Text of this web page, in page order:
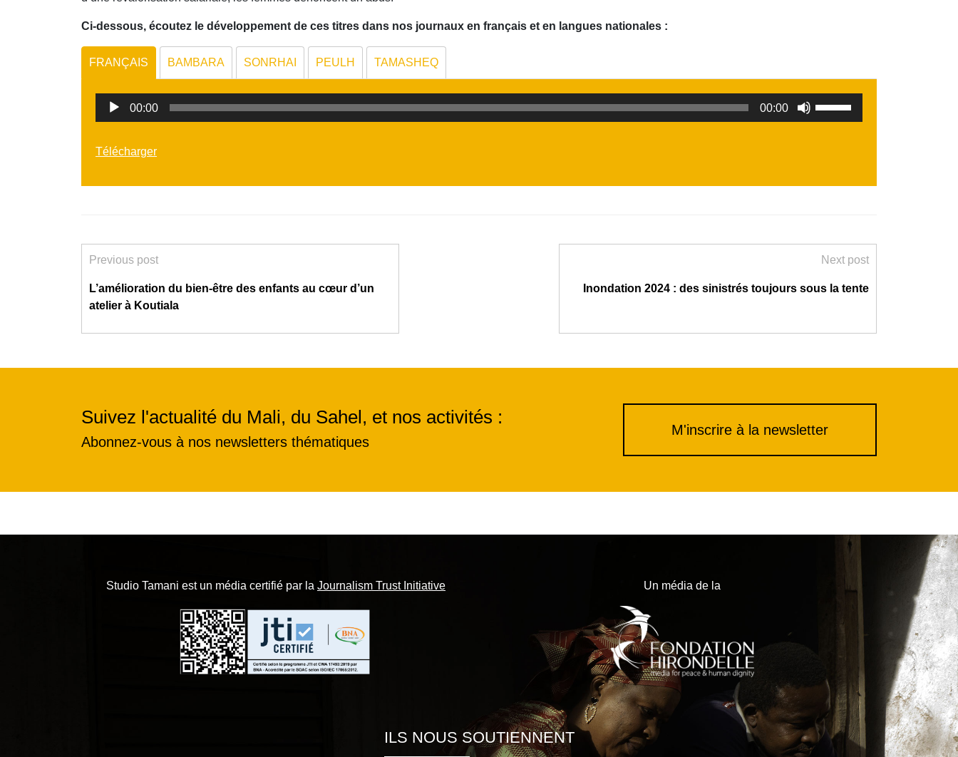
Ci-dessous, écoutez le développement de ces titres dans nos journaux en français et en langues nationales :
FRANÇAIS BAMBARA SONRHAI PEULH TAMASHEQ
Lecteur
00:00 00:00
augmenter
volume.
Télécharger
Previous post
L’amélioration du bien-être des enfants au cœur d’un
atelier à Koutiala
Next post
Inondation 2024 : des sinistrés toujours sous la tente
Suivez l'actualité du Mali, du Sahel, et nos activités :
Abonnez-vous à nos newsletters thématiques
M'inscrire à la newsletter
Studio Tamani est un média certifié par la Journalism Trust Initiative Un média de la
ILS NOUS SOUTIENNENT